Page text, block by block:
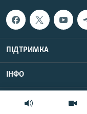
ПІДТРИМКА
ІНФО
©